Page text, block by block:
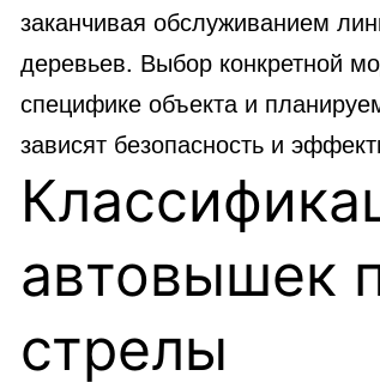
заканчивая обслуживанием
деревьев. Выбор конкретной
специфике объекта и
зависят безопасность и
автовышек
стрелы